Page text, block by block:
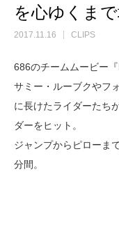
を心ゆくま
2017.11.16 CLIPS
686のチームムービー
サミー・ルーブクやフ
に長けたライダーたち
ダーをヒット。
ジャンプからピローま
分間。